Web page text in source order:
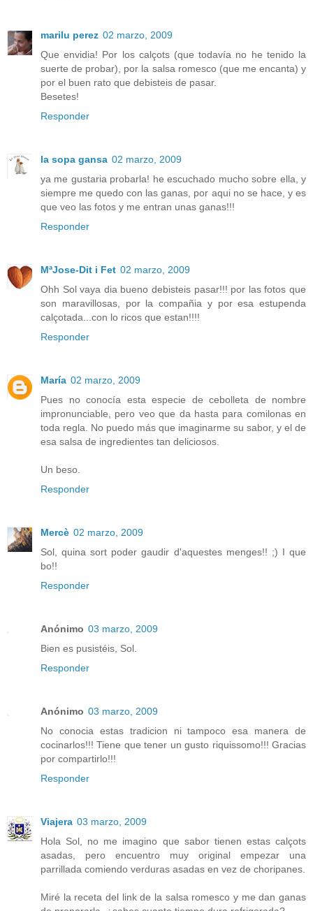
marilu perez 02 marzo, 2009
Que envidia! Por los calçots (que todavía no he tenido la
suerte de probar), por la salsa romesco (que me encanta) y
por el buen rato que debisteis de pasar.
Besetes!
Responder
la sopa gansa 02 marzo, 2009
ya me gustaria probarla! he escuchado mucho sobre ella, y
siempre me quedo con las ganas, por aqui no se hace, y es
que veo las fotos y me entran unas ganas!!!
Responder
MªJose-Dit i Fet 02 marzo, 2009
Ohh Sol vaya dia bueno debisteis pasar!!! por las fotos que
son maravillosas, por la compañia y por esa estupenda
calçotada...con lo ricos que estan!!!!
Responder
María 02 marzo, 2009
Pues no conocía esta especie de cebolleta de nombre
impronunciable, pero veo que da hasta para comilonas en
toda regla. No puedo más que imaginarme su sabor, y el de
esa salsa de ingredientes tan deliciosos.
Un beso.
Responder
Mercè 02 marzo, 2009
Sol, quina sort poder gaudir d'aquestes menges!! ;) I que
bo!!
Responder
Anónimo 03 marzo, 2009
Bien es pusistéis, Sol.
Responder
Anónimo 03 marzo, 2009
No conocia estas tradicion ni tampoco esa manera de
cocinarlos!!! Tiene que tener un gusto riquissomo!!! Gracias
por compartirlo!!!
Responder
Viajera 03 marzo, 2009
Hola Sol, no me imagino que sabor tienen estas calçots
asadas, pero encuentro muy original empezar una
parrillada comiendo verduras asadas en vez de choripanes.
Miré la receta del link de la salsa romesco y me dan ganas